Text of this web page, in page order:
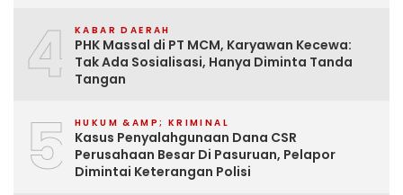
4 KABAR DAERAH
PHK Massal di PT MCM, Karyawan Kecewa:
Tak Ada Sosialisasi, Hanya Diminta Tanda
Tangan
5 HUKUM &AMP; KRIMINAL
Kasus Penyalahgunaan Dana CSR
Perusahaan Besar Di Pasuruan, Pelapor
Dimintai Keterangan Polisi